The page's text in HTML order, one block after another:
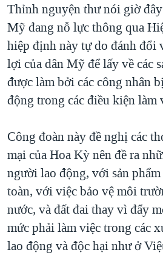
Thỉnh nguyện thư nói giờ
Mỹ đang nỗ lực thông qua
hiệp định này tự do đánh đổi
lợi của dân Mỹ để lấy về các
được làm bởi các công nhân
động trong các điều kiện làm
Công đoàn này đề nghị các
mại của Hoa Kỳ nên đề ra
người lao động, với sản
toàn, với việc bảo vệ môi
nước, và đất đai thay vì đẩy
mức phải làm việc trong các
lao động và độc hại như ở